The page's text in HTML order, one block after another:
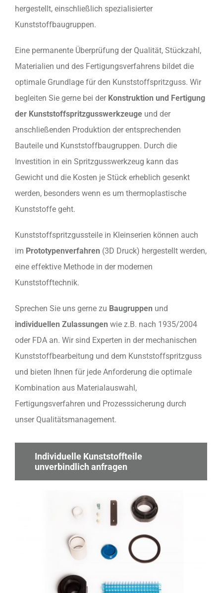
hergestellt, einschließlich spezialisierter
Kunststoffbaugruppen.
Eine permanente Überprüfung der Qualität, Stückzahl,
Materialien und des Fertigungsverfahrens bildet die
optimale Grundlage für den Kunststoffspritzguss. Wir
begleiten Sie gerne bei der Konstruktion und Fertigung
der Kunststoffspritzgusswerkzeuge und der
anschließenden Produktion der entsprechenden
Bauteile und Kunststoffbaugruppen. Durch die
Investition in ein Spritzgusswerkzeug kann das
Gewicht und die Kosten je Stück erheblich gesenkt
werden, besonders wenn es um thermoplastische
Kunststoffe geht.
Kunststoffspritzgussteile in Kleinserien können auch
im Prototypenverfahren (3D Druck) hergestellt werden,
eine effektive Methode in der modernen
Kunststofftechnik.
Sprechen Sie uns gerne zu Baugruppen und
individuellen Zulassungen wie z.B. nach 1935/2004
oder FDA an. Wir sind Experten in der mechanischen
Kunststoffbearbeitung und dem Kunststoffspritzguss
und bieten Ihnen für jede Anforderung die optimale
Kombination aus Materialauswahl,
Fertigungsverfahren und Prozesssicherung durch
unser Qualitätsmanagement.
Individuelle Kunststoffteile
unverbindlich anfragen